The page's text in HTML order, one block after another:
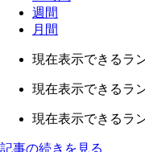
週間
月間
現在表示できるラ
現在表示できるラ
現在表示できるラ
記事の続きを見る